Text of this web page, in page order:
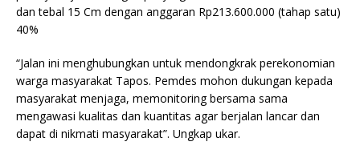
dan tebal 15 Cm dengan anggaran Rp213.600.000 (tahap satu)
40%
“Jalan ini menghubungkan untuk mendongkrak perekonomian
warga masyarakat Tapos. Pemdes mohon dukungan kepada
masyarakat menjaga, memonitoring bersama sama
mengawasi kualitas dan kuantitas agar berjalan lancar dan
dapat di nikmati masyarakat”. Ungkap ukar.